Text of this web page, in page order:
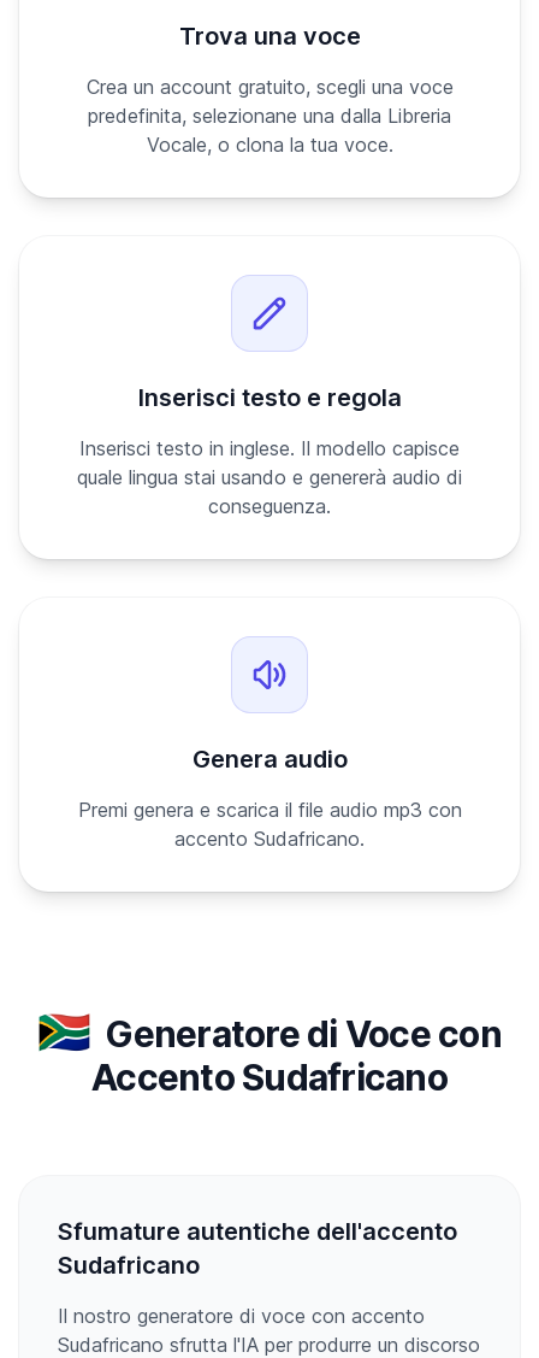
Trova una voce
Crea un account gratuito, scegli una voce
predefinita, selezionane una dalla Libreria
Vocale, o clona la tua voce.
Inserisci testo e regola
Inserisci testo in inglese. Il modello capisce
quale lingua stai usando e genererà audio di
conseguenza.
Genera audio
Premi genera e scarica il file audio mp3 con
accento Sudafricano.
🇿🇦 Generatore di Voce con
Accento Sudafricano
Sfumature autentiche dell'accento
Sudafricano
Il nostro generatore di voce con accento
Sudafricano sfrutta l'IA per produrre un discorso